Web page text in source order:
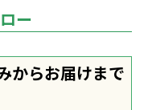
ー
からお届けまで